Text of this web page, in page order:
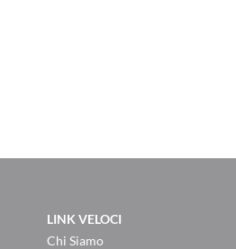
LINK VELOCI
Chi Siamo